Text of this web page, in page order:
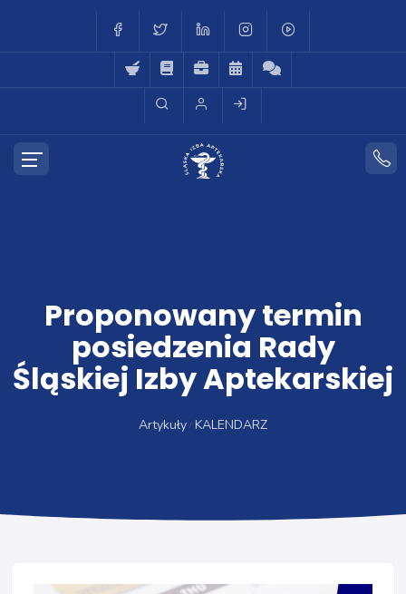
Proponowany termin
posiedzenia Rady
Śląskiej Izby Aptekarskiej
Artykuły KALENDARZ